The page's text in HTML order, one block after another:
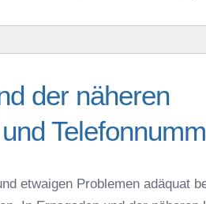
– Trainingszeiten und
der Ilm – Online-Test
zur Beschäftigung
der näheren
etwaigen Problemen adäquat